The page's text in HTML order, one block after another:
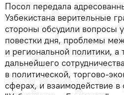
Посол передала
Узбекистана верительные
стороны обсудили вопросы
повестки дня, проблемы
и региональной политики, а
дальнейшего
в политической, торгово-
сферах, и взаимодействие в